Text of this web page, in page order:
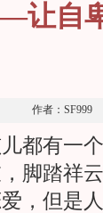
让自
作者：SF999
都有一
脚踏祥
，但是